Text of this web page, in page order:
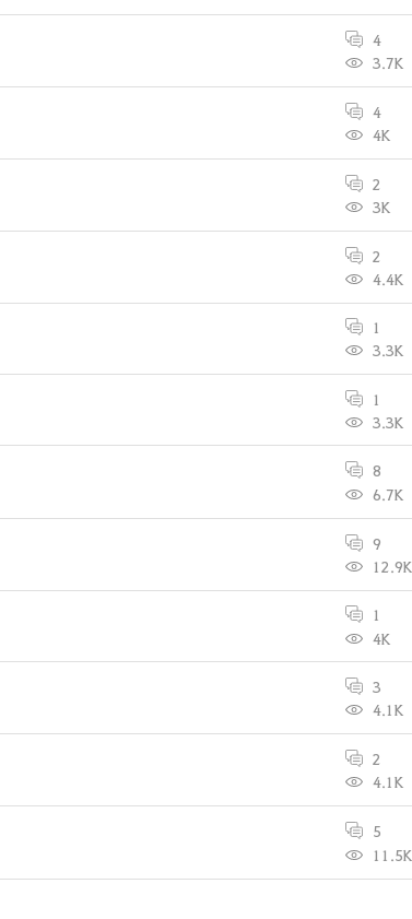
4
3.7K
4
4K
2
3K
2
4.4K
1
3.3K
1
3.3K
8
6.7K
9
12.9K
1
4K
3
4.1K
2
4.1K
5
11.5K